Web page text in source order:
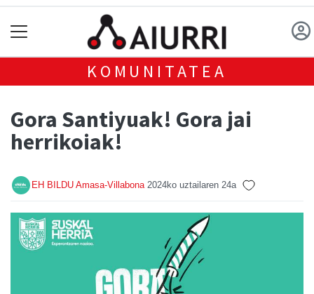
KOMUNITATEA
Gora Santiyuak! Gora jai
herrikoiak!
EH BILDU Amasa-Villabona 2024ko uztailaren 24a